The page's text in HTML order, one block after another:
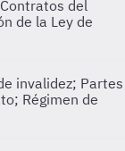
del
de la Ley de
invalidez; Partes
Régimen de